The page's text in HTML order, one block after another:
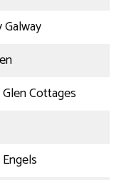
Cottages